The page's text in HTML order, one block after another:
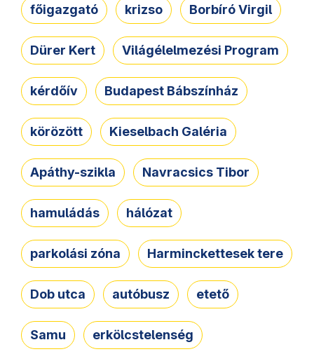
főigazgató krizso Borbíró Virgil
Dürer Kert Világélelmezési Program
kérdőív Budapest Bábszínház
körözött Kieselbach Galéria
Apáthy-szikla Navracsics Tibor
hamuládás hálózat
parkolási zóna Harminckettesek tere
Dob utca autóbusz etető
Samu erkölcstelenség